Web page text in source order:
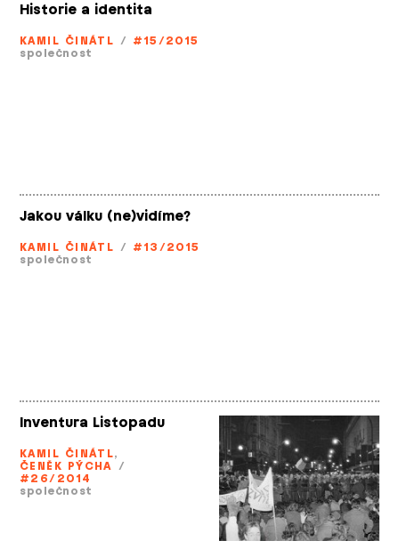
Historie a identita
KAMIL ČINÁTL / #15/2015
společnost
Jakou válku (ne)vidíme?
KAMIL ČINÁTL / #13/2015
společnost
Inventura Listopadu
KAMIL ČINÁTL,
ČENĚK PÝCHA /
#26/2014
společnost